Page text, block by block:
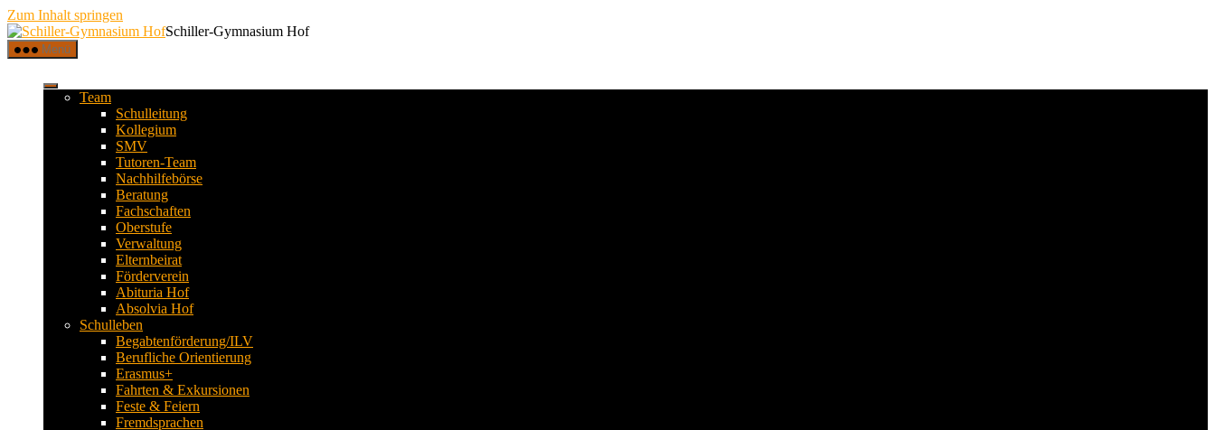
Zum Inhalt springen
Schiller-Gymnasium Hof
Menü
Team
Schulleitung
Kollegium
SMV
Tutoren-Team
Nachhilfebörse
Beratung
Fachschaften
Oberstufe
Verwaltung
Elternbeirat
Förderverein
Abituria Hof
Absolvia Hof
Schulleben
Begabtenförderung/ILV
Berufliche Orientierung
Erasmus+
Fahrten & Exkursionen
Feste & Feiern
Fremdsprachen